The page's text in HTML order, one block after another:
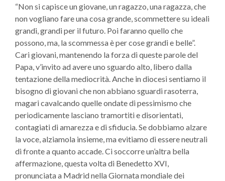
“Non si capisce un giovane, un ragazzo, una ragazza, che
non vogliano fare una cosa grande, scommettere su ideali
grandi, grandi per il futuro. Poi faranno quello che
possono, ma, la scommessa è per cose grandi e belle”.
Cari giovani, mantenendo la forza di queste parole del
Papa, v’invito ad avere uno sguardo alto, libero dalla
tentazione della mediocrità. Anche in diocesi sentiamo il
bisogno di giovani che non abbiano sguardi rasoterra,
magari cavalcando quelle ondate di pessimismo che
periodicamente lasciano tramortiti e disorientati,
contagiati di amarezza e di sfiducia. Se dobbiamo alzare
la voce, alziamola insieme, ma evitiamo di essere neutrali
di fronte a quanto accade. Ci soccorre un’altra bella
affermazione, questa volta di Benedetto XVI,
pronunciata a Madrid nella Giornata mondiale dei